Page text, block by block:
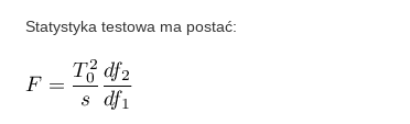
Statystyka testowa ma postać: